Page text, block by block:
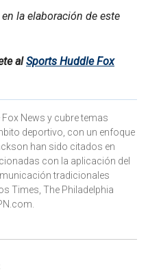
la elaboración de este
alSports Huddle Fox
News y cubre temas
deportivo, con un enfoque
han sido citados en
con la aplicación del
tradicionales
Times, The Philadelphia